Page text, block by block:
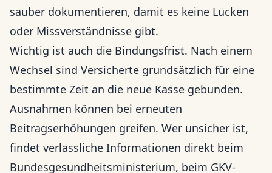
sauber dokumentieren, damit es keine Lücken
oder Missverständnisse gibt.
Wichtig ist auch die Bindungsfrist. Nach einem
Wechsel sind Versicherte grundsätzlich für eine
bestimmte Zeit an die neue Kasse gebunden.
Ausnahmen können bei erneuten
Beitragserhöhungen greifen. Wer unsicher ist,
findet verlässliche Informationen direkt beim
Bundesgesundheitsministerium, beim GKV-